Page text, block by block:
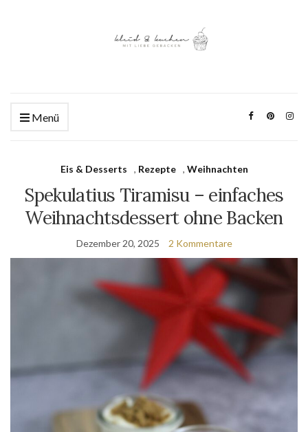
Menü
Eis & Desserts , Rezepte , Weihnachten
Spekulatius Tiramisu – einfaches
Weihnachtsdessert ohne Backen
Dezember 20, 2025 2 Kommentare